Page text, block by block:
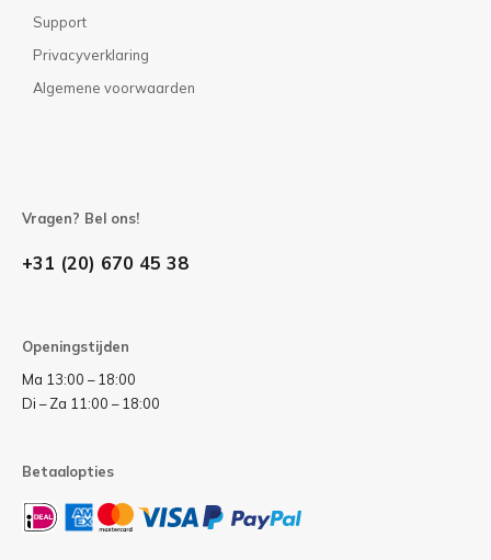
Support
Privacyverklaring
Algemene voorwaarden
Vragen? Bel ons!
+31 (20) 670 45 38
Openingstijden
Ma 13:00 – 18:00
Di – Za 11:00 – 18:00
Betaalopties